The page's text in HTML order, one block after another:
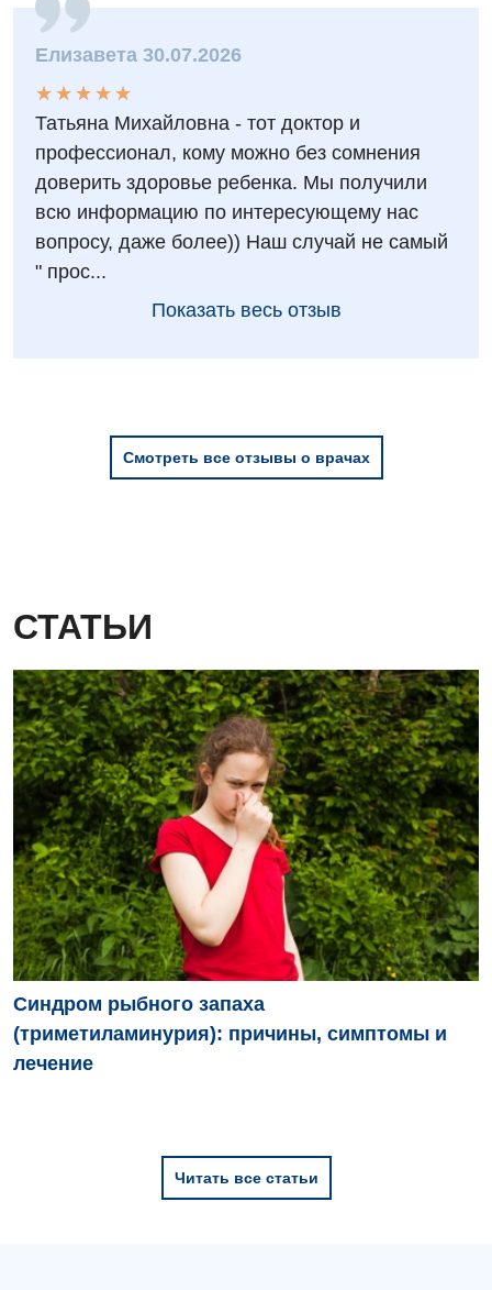
Педиатрическое отделение
Пульмонология
Сосудистая хирургия
Терапевтическое отделение
Терапия
Хирургическое отделение
Детская аллергология
Детская гинекология
Детская кардиоревматология
Детская неврология
Детская ортопедия и травматология
Детская оториноларингология
Детская офтальмология
Детская урология
Детская хирургия
Детская эндокринология
Елизавета 30.07.2026
★
★
★
★
★
★ ★ ★ ★ ★
Татьяна Михайловна - тот доктор и
профессионал, кому можно без сомнения
доверить здоровье ребенка. Мы получили
всю информацию по интересующему нас
вопросу, даже более)) Наш случай не самый
" прос...
Показать весь отзыв
Смотреть все отзывы о врачах
СТАТЬИ
Синдром рыбного запаха
(триметиламинурия): причины, симптомы и
лечение
Читать все статьи